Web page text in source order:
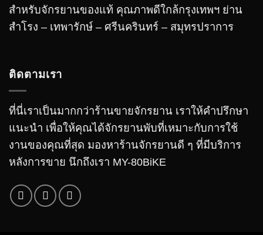
สำหรับจักรยานของแท้ คุณภาพดีใกล้กรุงเทพฯ ย่าน
สำโรง – เทพารักษ์ – ศรีนครินทร์ – สมุทรปราการ
ติดตามเรา
ที่นี่เราเป็นมากกว่าร้านขายจักรยาน เราให้คำปรึกษา
แนะนำ เพื่อให้คุณได้จักรยานพับที่เหมาะกับการใช้
งานของคุณที่สุด มองหาร้านจักรยานดี ๆ ที่มีบริการ
หลังการขาย นึกถึงเรา MY-80BiKE